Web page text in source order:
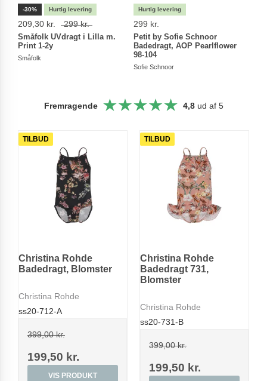
-30%
209,30 kr. 299 kr.
Småfolk UVdragt i Lilla m.
Print 1-2y
Småfolk
299 kr.
Petit by Sofie Schnoor
Badedragt, AOP Pearlflower
98-104
Sofie Schnoor
Fremragende 4,8ud af 5
TILBUD
Christina Rohde
Badedragt, Blomster
Christina Rohde
ss20-712-A
399,00 kr.
199,50 kr.
VIS PRODUKT
TILBUD
Christina Rohde
Badedragt 731,
Blomster
Christina Rohde
ss20-731-B
399,00 kr.
199,50 kr.